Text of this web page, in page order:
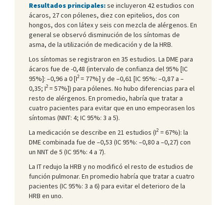
Resultados principales:se incluyeron 42 estudios con
ácaros, 27 con pólenes, diez con epitelios, dos con
hongos, dos con látex y seis con mezcla de alérgenos. En
general se observó disminución de los síntomas de
asma, de la utilización de medicación y de la HRB.
Los síntomas se registraron en 35 estudios. La DME para
ácaros fue de -0,48 (intervalo de confianza del 95% [IC
95%]: –0,96 a 0 [I2= 77%] y de –0,61 [IC 95%: –0,87 a –
0,35; I2= 57%]) para pólenes. No hubo diferencias para el
resto de alérgenos. En promedio, habría que tratar a
cuatro pacientes para evitar que en uno empeorasen los
síntomas (NNT: 4; IC 95%: 3 a 5).
La medicación se describe en 21 estudios (I2 = 67%): la
DME combinada fue de –0,53 (IC 95%: –0,80 a –0,27) con
un NNT de 5 (IC 95%: 4 a 7).
La IT redujo la HRB y no modificó el resto de estudios de
función pulmonar. En promedio habría que tratar a cuatro
pacientes (IC 95%: 3 a 6) para evitar el deterioro de la
HRB en uno.